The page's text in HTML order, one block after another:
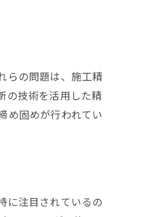
らの問題は、施工精
の技術を活用した精
め固めが行われてい
に注目されているの